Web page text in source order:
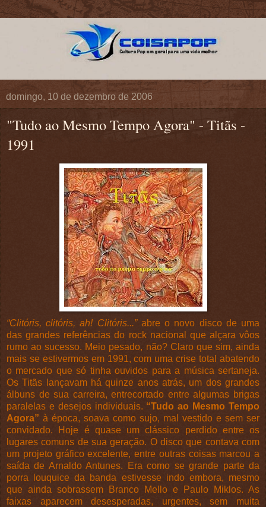
domingo, 10 de dezembro de 2006
"Tudo ao Mesmo Tempo Agora" - Titãs -
1991
“Clitóris, clitóris, ah! Clitóris...” abre o novo disco de uma
das grandes referências do rock nacional que alçara vôos
rumo ao sucesso. Meio pesado, não? Claro que sim, ainda
mais se estivermos em 1991, com uma crise total abatendo
o mercado que só tinha ouvidos para a música sertaneja.
Os Titãs lançavam há quinze anos atrás, um dos grandes
álbuns de sua carreira, entrecortado entre algumas brigas
paralelas e desejos individuais. “Tudo ao Mesmo Tempo
Agora” à época, soava como sujo, mal vestido e sem ser
convidado. Hoje é quase um clássico perdido entre os
lugares comuns de sua geração. O disco que contava com
um projeto gráfico excelente, entre outras coisas marcou a
saída de Arnaldo Antunes. Era como se grande parte da
porra louquice da banda estivesse indo embora, mesmo
que ainda sobrassem Branco Mello e Paulo Miklos. As
faixas aparecem desesperadas, urgentes, sem muita